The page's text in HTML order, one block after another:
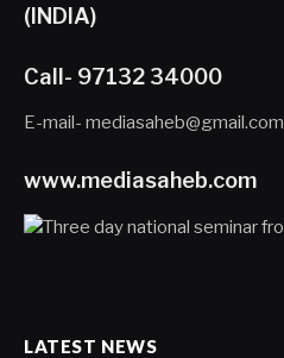
(INDIA)
Call- 97132 34000
E-mail- mediasaheb@gmail.com
www.mediasaheb.com
LATEST NEWS